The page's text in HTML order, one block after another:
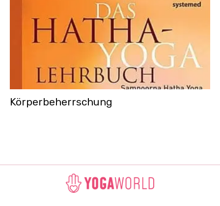
Körperbeherrschung